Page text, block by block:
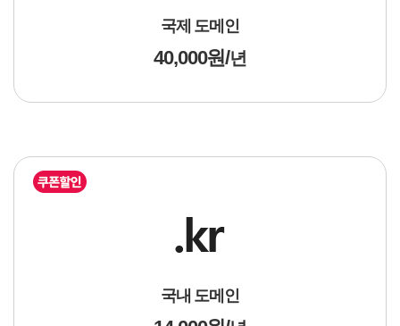
국제 도메인
40,000원 /년
국내 도메인